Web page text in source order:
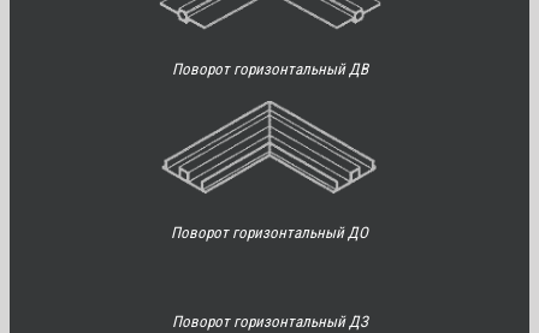
Поворот горизонтальный ДВ
Поворот горизонтальный ДО
Поворот горизонтальный ДЗ